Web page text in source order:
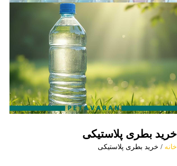
خرید بطری پلاستیکی
خانه / خرید بطری پلاستیکی